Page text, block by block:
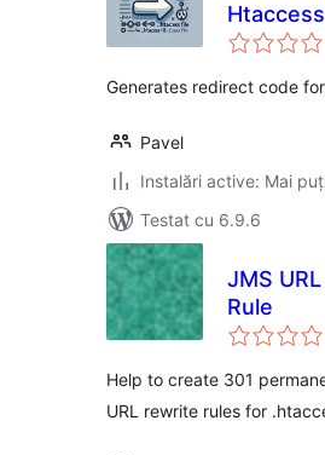
Htaccess
Generates redirect code
Pavel
Instalări active: Mai
Testat cu 6.9.6
JMS
Rule
Help to create 301
URL rewrite rules for